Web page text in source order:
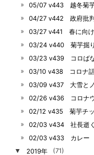
05/07 v443 越冬菊
04/27 v442 政府批
03/27 v441 春に向
03/24 v440 菊芋掘
03/23 v439 コロばな
03/10 v438 コロナ話
03/09 v437 大雪と
02/26 v436 コロナ
02/12 v435 菊芋チ
02/03 v434 社長逝く
02/03 v433 カレー
▼
2019年
(71)